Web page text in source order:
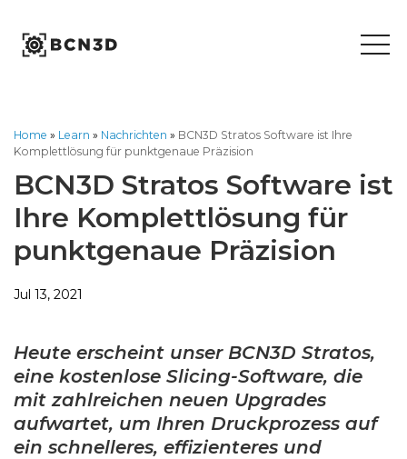
content
Home » Learn » Nachrichten » BCN3D Stratos Software ist Ihre
Komplettlösung für punktgenaue Präzision
BCN3D Stratos Software ist
Ihre Komplettlösung für
punktgenaue Präzision
Jul 13, 2021
Heute erscheint unser BCN3D Stratos,
eine kostenlose Slicing-Software, die
mit zahlreichen neuen Upgrades
aufwartet, um Ihren Druckprozess auf
ein schnelleres, effizienteres und